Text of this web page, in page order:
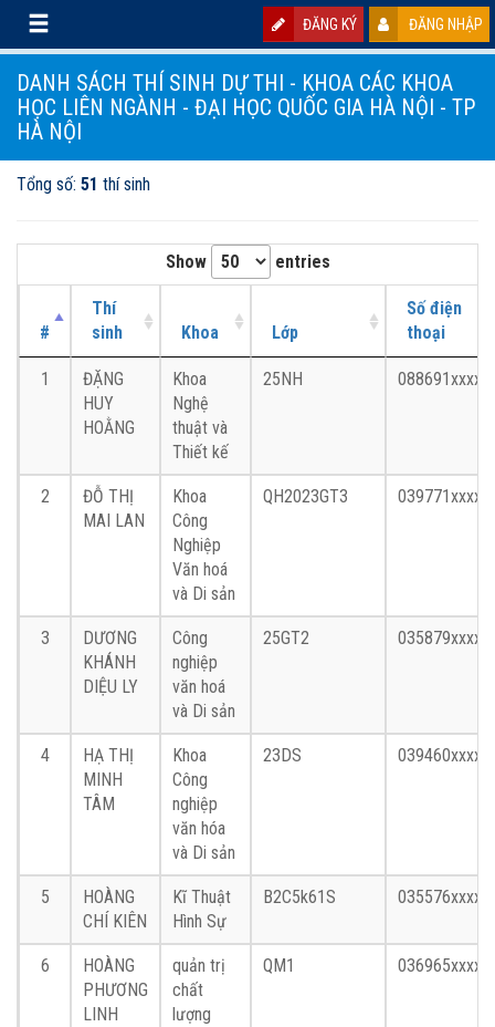
ĐĂNG KÝ ĐĂNG NHẬP
DANH SÁCH THÍ SINH DỰ THI - KHOA CÁC KHOA
HỌC LIÊN NGÀNH - ĐẠI HỌC QUỐC GIA HÀ NỘI - TP
HÀ NỘI
Tổng số: 51 thí sinh
Show entries
#
Thí
sinh
Khoa Lớp
Số điện
thoại
1
ĐẶNG
HUY
HOẰNG
Khoa
Nghệ
thuật và
Thiết kế
25NH 088691xxxx
2
ĐỖ THỊ
MAI LAN
Khoa
Công
Nghiệp
Văn hoá
và Di sản
QH2023GT3 039771xxxx
3
DƯƠNG
KHÁNH
DIỆU LY
Công
nghiệp
văn hoá
và Di sản
25GT2 035879xxxx
4
HẠ THỊ
MINH
TÂM
Khoa
Công
nghiệp
văn hóa
và Di sản
23DS 039460xxxx
5
HOÀNG
CHÍ KIÊN
Kĩ Thuật
Hình Sự
B2C5k61S 035576xxxx
6
HOÀNG
PHƯƠNG
LINH
quản trị
chất
lượng
QM1 036965xxxx